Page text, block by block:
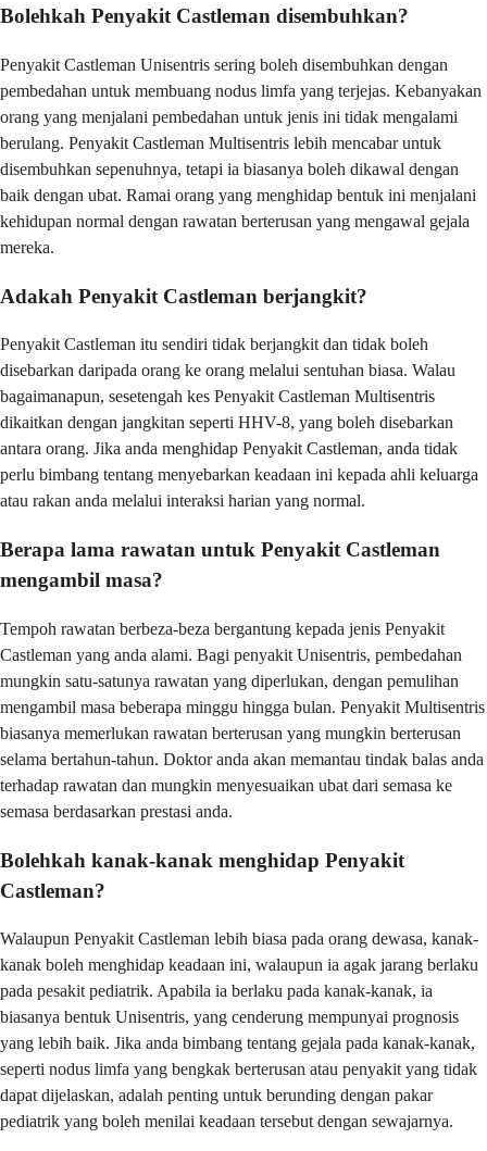
Bolehkah Penyakit Castleman disembuhkan?
Penyakit Castleman Unisentris sering boleh disembuhkan dengan
pembedahan untuk membuang nodus limfa yang terjejas. Kebanyakan
orang yang menjalani pembedahan untuk jenis ini tidak mengalami
berulang. Penyakit Castleman Multisentris lebih mencabar untuk
disembuhkan sepenuhnya, tetapi ia biasanya boleh dikawal dengan
baik dengan ubat. Ramai orang yang menghidap bentuk ini menjalani
kehidupan normal dengan rawatan berterusan yang mengawal gejala
mereka.
Adakah Penyakit Castleman berjangkit?
Penyakit Castleman itu sendiri tidak berjangkit dan tidak boleh
disebarkan daripada orang ke orang melalui sentuhan biasa. Walau
bagaimanapun, sesetengah kes Penyakit Castleman Multisentris
dikaitkan dengan jangkitan seperti HHV-8, yang boleh disebarkan
antara orang. Jika anda menghidap Penyakit Castleman, anda tidak
perlu bimbang tentang menyebarkan keadaan ini kepada ahli keluarga
atau rakan anda melalui interaksi harian yang normal.
Berapa lama rawatan untuk Penyakit Castleman
mengambil masa?
Tempoh rawatan berbeza-beza bergantung kepada jenis Penyakit
Castleman yang anda alami. Bagi penyakit Unisentris, pembedahan
mungkin satu-satunya rawatan yang diperlukan, dengan pemulihan
mengambil masa beberapa minggu hingga bulan. Penyakit Multisentris
biasanya memerlukan rawatan berterusan yang mungkin berterusan
selama bertahun-tahun. Doktor anda akan memantau tindak balas anda
terhadap rawatan dan mungkin menyesuaikan ubat dari semasa ke
semasa berdasarkan prestasi anda.
Bolehkah kanak-kanak menghidap Penyakit
Castleman?
Walaupun Penyakit Castleman lebih biasa pada orang dewasa, kanak-
kanak boleh menghidap keadaan ini, walaupun ia agak jarang berlaku
pada pesakit pediatrik. Apabila ia berlaku pada kanak-kanak, ia
biasanya bentuk Unisentris, yang cenderung mempunyai prognosis
yang lebih baik. Jika anda bimbang tentang gejala pada kanak-kanak,
seperti nodus limfa yang bengkak berterusan atau penyakit yang tidak
dapat dijelaskan, adalah penting untuk berunding dengan pakar
pediatrik yang boleh menilai keadaan tersebut dengan sewajarnya.